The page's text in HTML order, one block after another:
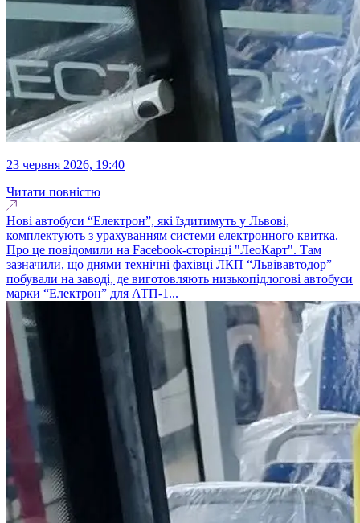
23 червня 2026, 19:40
Читати повністю
Нові автобуси “Електрон”, які їздитимуть у Львові,
комплектують з урахуванням системи електронного квитка.
Про це повідомили на Facebook-сторінці "ЛеоКарт". Там
зазначили, що днями технічні фахівці ЛКП “Львівавтодор”
побували на заводі, де виготовляють низькопідлогові автобуси
марки “Електрон” для АТП-1...